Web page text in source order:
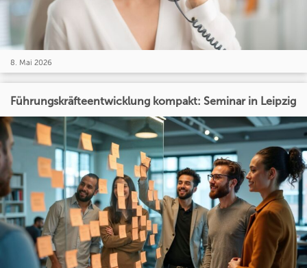
8. Mai 2026
Führungskräfteentwicklung kompakt: Seminar in Leipzig